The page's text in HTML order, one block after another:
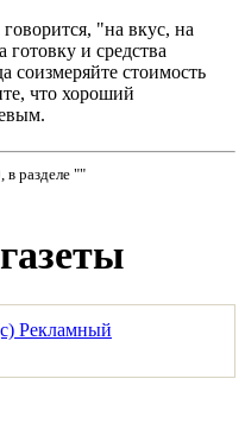
"на вкус, на
и средства
соизмеряйте стоимость
что хороший
в разделе ""